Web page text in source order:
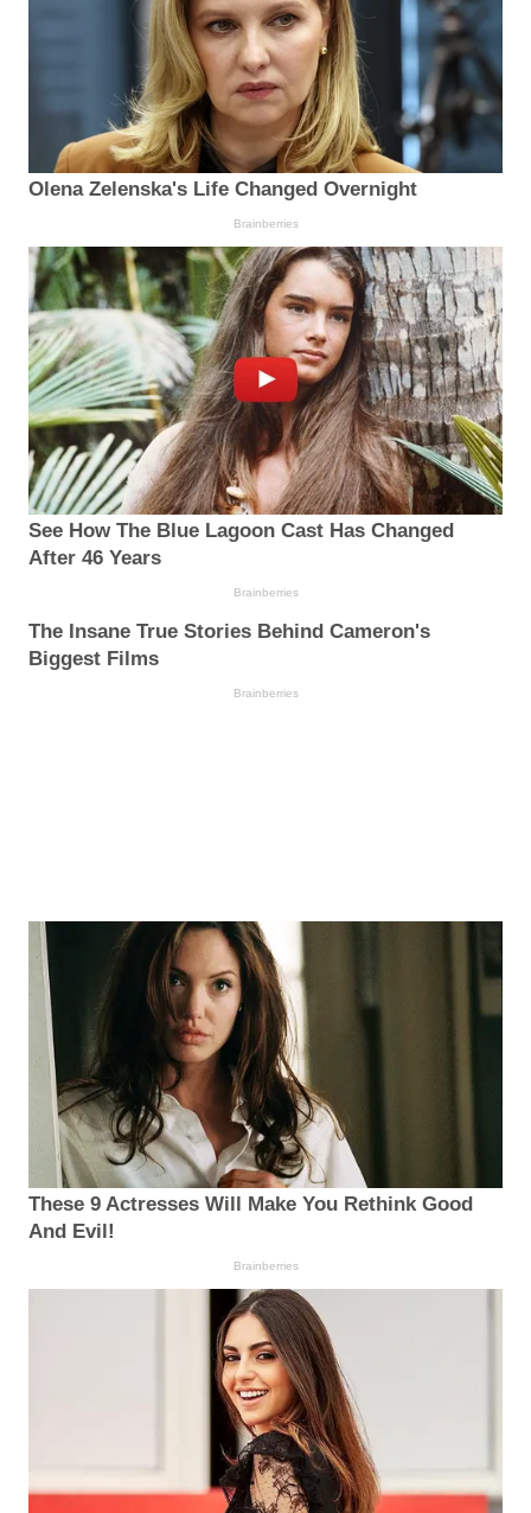
Olena Zelenska's Life Changed Overnight
Brainberries
See How The Blue Lagoon Cast Has Changed
After 46 Years
Brainberries
The Insane True Stories Behind Cameron's
Biggest Films
Brainberries
These 9 Actresses Will Make You Rethink Good
And Evil!
Brainberries